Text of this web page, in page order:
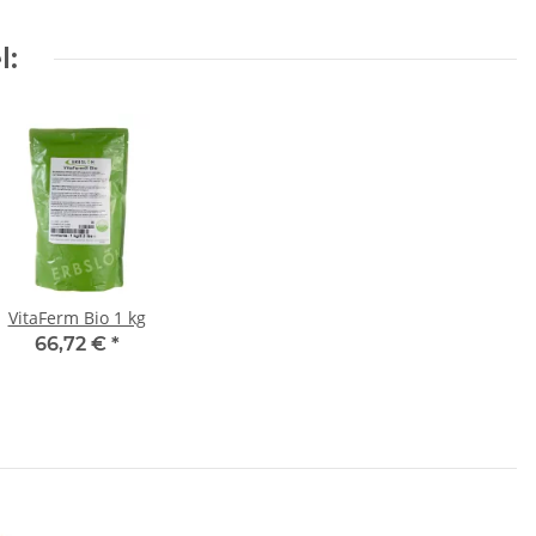
VitaFerm Bio 1 kg
66,72 € *